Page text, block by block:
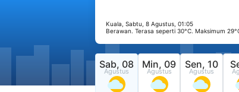
Kuala, Sabtu, 8 Agustus, 01:05
Berawan. Terasa seperti 30°C. Maksimum
Sab, 08
Agustus
Min, 09
Agustus
Sen, 10
Agustus